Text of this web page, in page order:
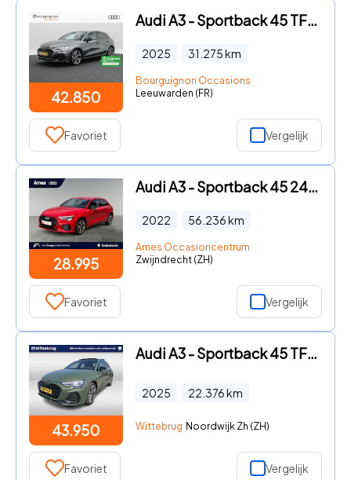
42.850
Audi A3 - Sportback 45 TFSi e 272 Pk S-Line Competition | Stoelverwarm
2025 31.275km
Bourguignon Occasions
Leeuwarden (FR)
Favoriet Vergelijk
28.995
Audi A3 - Sportback 45 245pk TFSI e S edition Competition Parkeerassis
2022 56.236km
Ames Occasioncentrum
Zwijndrecht (ZH)
Favoriet Vergelijk
43.950
Audi A3 - Sportback 45 TFSI e 272pk S edition Competition Automaat Pan
2025 22.376km
Wittebrug Noordwijk Zh (ZH)
Favoriet Vergelijk